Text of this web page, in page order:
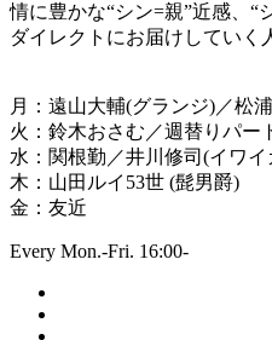
情に豊かな“シン=親”近感、“
ダイレクトにお届けしていく
月：遠山大輔(グランジ)／松
火：鈴木おさむ／週替りパー
水：関根勤／井川修司(イワイ
木：山田ルイ53世 (髭男爵)
金：友近
Every Mon.-Fri. 16:00-